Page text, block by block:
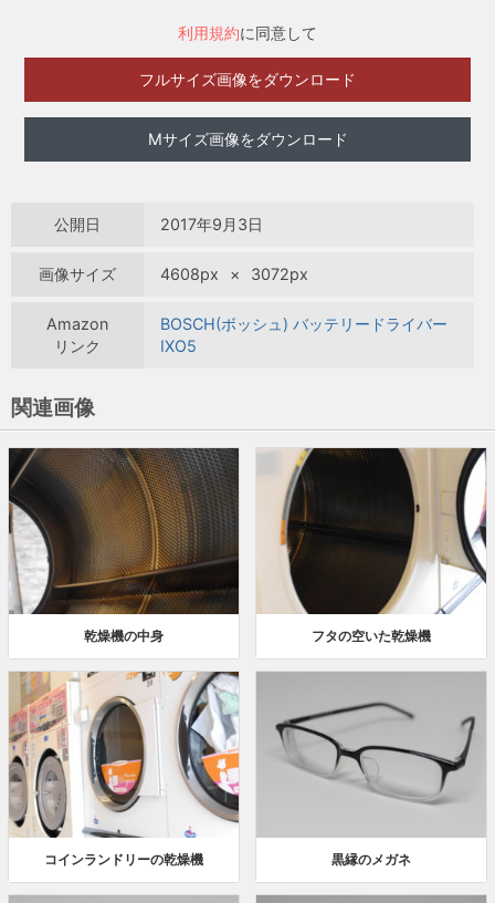
利用規約に同意して
フルサイズ画像をダウンロード
Mサイズ画像をダウンロード
公開日 2017年9月3日
画像サイズ 4608px × 3072px
Amazon
リンク
BOSCH(ボッシュ) バッテリードライバー
IXO5
関連画像
乾燥機の中身 フタの空いた乾燥機
コインランドリーの乾燥機 黒縁のメガネ